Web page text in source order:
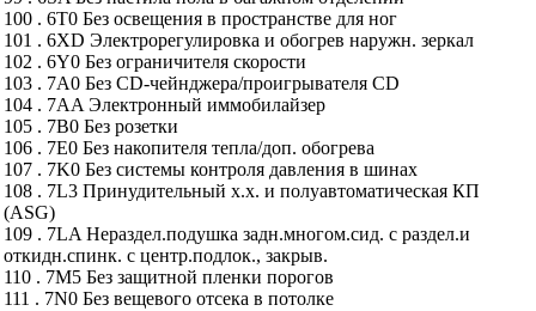
100 . 6T0 Без освещения в пространстве для ног
101 . 6XD Электрорегулировка и обогрев наружн. зеркал
102 . 6Y0 Без ограничителя скорости
103 . 7A0 Без CD-чейнджера/проигрывателя CD
104 . 7AA Электронный иммобилайзер
105 . 7B0 Без розетки
106 . 7E0 Без накопителя тепла/доп. обогрева
107 . 7K0 Без системы контроля давления в шинах
108 . 7L3 Принудительный х.х. и полуавтоматическая КП
(ASG)
109 . 7LA Нераздел.подушка задн.многом.сид. с раздел.и
откидн.спинк. с центр.подлок., закрыв.
110 . 7M5 Без защитной пленки порогов
111 . 7N0 Без вещевого отсека в потолке